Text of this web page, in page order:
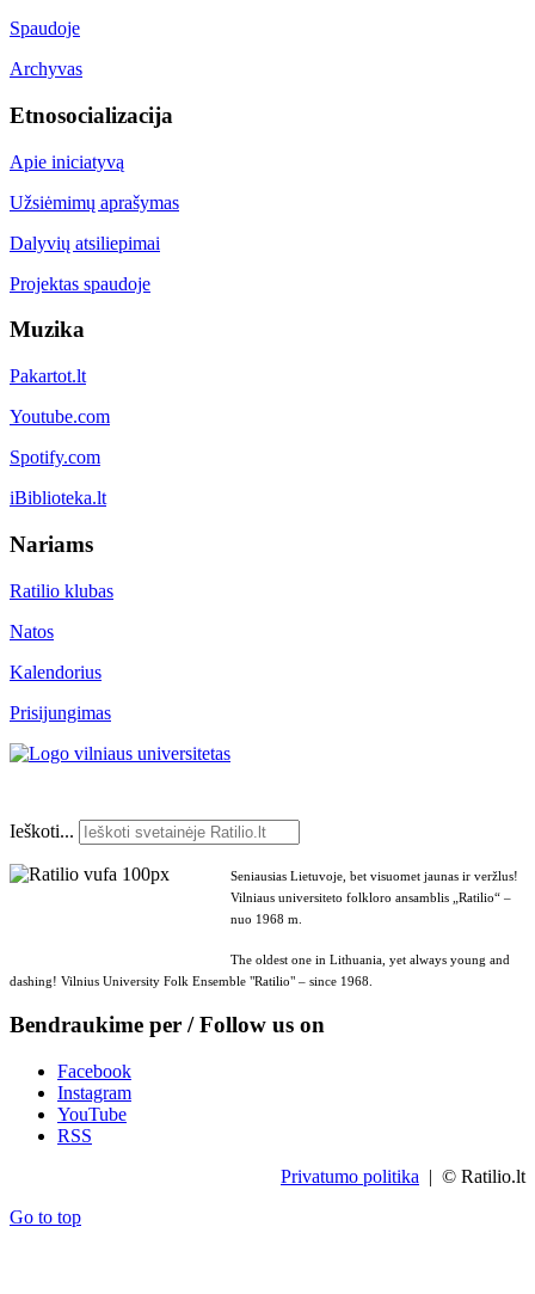
Spaudoje
Archyvas
Etnosocializacija
Apie iniciatyvą
Užsiėmimų aprašymas
Dalyvių atsiliepimai
Projektas spaudoje
Muzika
Pakartot.lt
Youtube.com
Spotify.com
iBiblioteka.lt
Nariams
Ratilio klubas
Natos
Kalendorius
Prisijungimas
Ieškoti...
Seniausias Lietuvoje, bet visuomet jaunas ir veržlus!
Vilniaus universiteto folkloro ansamblis „Ratilio“ –
nuo 1968 m.
The oldest one in Lithuania, yet always young and
dashing! Vilnius University Folk Ensemble "Ratilio" – since 1968.
Bendraukime per / Follow us on
Facebook
Instagram
YouTube
RSS
Privatumo politika | © Ratilio.lt
Go to top